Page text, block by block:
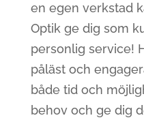
en egen verkstad
Optik ge dig som
personlig service!
påläst och
både tid och
behov och ge dig